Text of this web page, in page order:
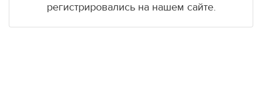
регистрировались на нашем сайте.